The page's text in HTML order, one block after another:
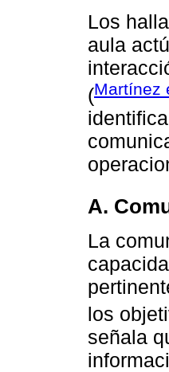
Los
aula
(Martínez
A.
La
los
señala